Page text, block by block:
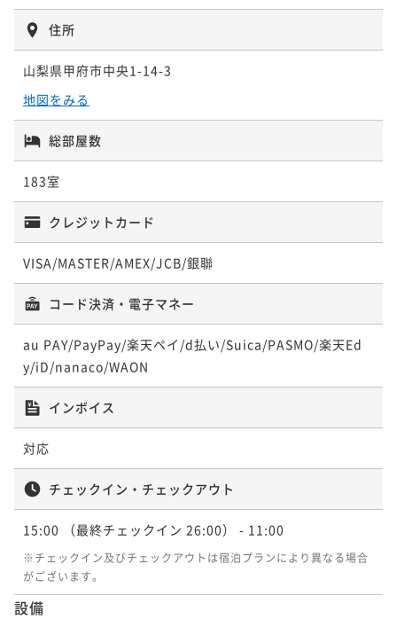
住所
山梨県甲府市中央1-14-3
地図をみる
総部屋数
183室
クレジットカード
VISA/MASTER/AMEX/JCB/銀聯
コード決済・電子マネー
au PAY/PayPay/楽天ペイ/d払い/Suica/PASMO/楽天Ed
y/iD/nanaco/WAON
インボイス
対応
チェックイン・チェックアウト
15:00 （最終チェックイン 26:00） - 11:00
※チェックイン及びチェックアウトは宿泊プランにより異なる場合
がございます。
設備